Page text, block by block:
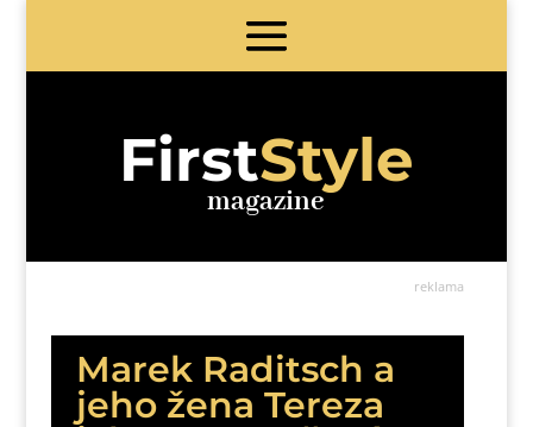
FirstStyle
magazine
reklama
Marek Raditsch a
jeho žena Tereza